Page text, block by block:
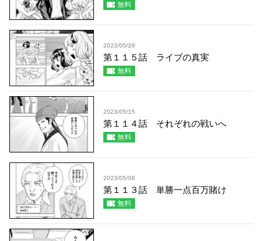
無料
2023/05/29
第１１５話 ライブの真実
無料
2023/05/15
第１１４話 それぞれの戦いへ
無料
2023/05/08
第１１３話 単勝一点百万賭け
無料